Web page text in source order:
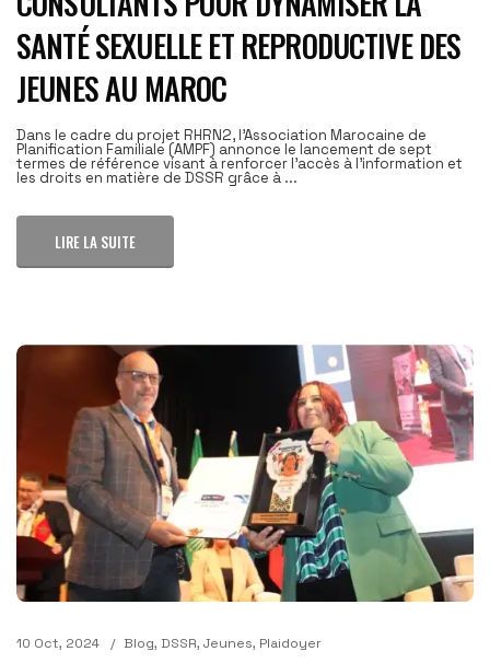
SANTÉ SEXUELLE ET REPRODUCTIVE DES
JEUNES AU MAROC
Dans le cadre du projet RHRN2, l'Association Marocaine de
Planification Familiale (AMPF) annonce le lancement de sept
termes de référence visant à renforcer l'accès à l'information et
les droits en matière de DSSR grâce à ...
LIRE LA SUITE
10 Oct, 2024 Blog, DSSR, Jeunes, Plaidoyer